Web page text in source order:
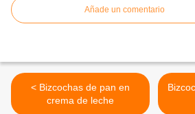
Añade un comentario
< Bizcochas de pan en
crema de leche